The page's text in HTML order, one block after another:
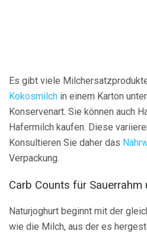
Es gibt viele
Kokosmilch in einem Karton
Konservenart. Sie können auch
Hafermilch kaufen. Diese
Konsultieren Sie daher das
Verpackung.
Carb Counts für Sauerrahm
Naturjoghurt beginnt mit der
wie die Milch, aus der es